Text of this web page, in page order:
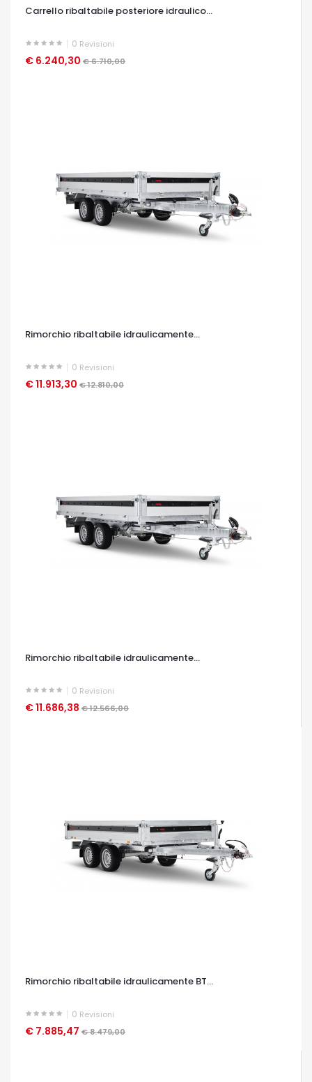
Carrello ribaltabile posteriore idraulico...
0 Revisioni
€ 6.240,30 € 6.710,00
OCCHIATA VELOCE
Rimorchio ribaltabile idraulicamente...
0 Revisioni
€ 11.913,30 € 12.810,00
OCCHIATA VELOCE
Rimorchio ribaltabile idraulicamente...
0 Revisioni
€ 11.686,38 € 12.566,00
OCCHIATA VELOCE
Rimorchio ribaltabile idraulicamente BT...
0 Revisioni
€ 7.885,47 € 8.479,00
OCCHIATA VELOCE